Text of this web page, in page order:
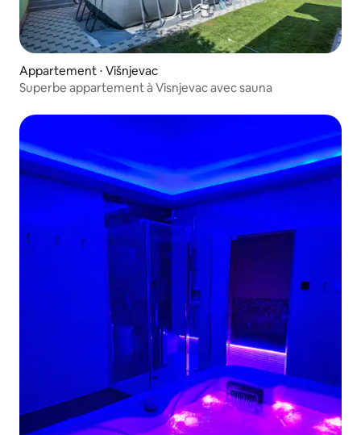
Appartement ⋅ Višnjevac
Superbe appartement à Visnjevac avec sauna